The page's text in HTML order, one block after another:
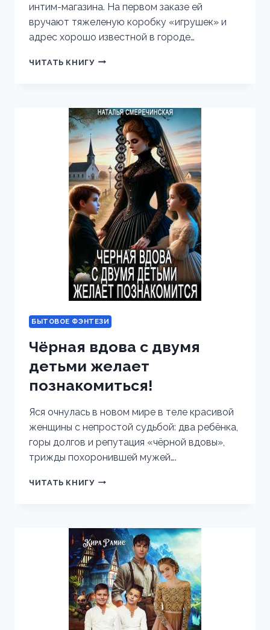
интим-магазина. На первом заказе ей
вручают тяжеленую коробку «игрушек» и
адрес хорошо известной в городе…
ЧИТАТЬ КНИГУНЕПРИСТОЙНЫЙ
БЫТОВОЕ ФЭНТЕЗИ
Чёрная вдова с двумя
детьми желает
познакомиться!
Яся очнулась в новом мире в теле красивой
женщины с непростой судьбой: два ребёнка,
горы долгов и репутация «чёрной вдовы»,
трижды похоронившей мужей….
ЧИТАТЬ КНИГУЧЁРНАЯ
ДЕТЬМИ
ЖЕЛАЕТ
ПОЗНАКОМИТЬСЯ!